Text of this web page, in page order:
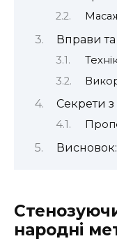
Вправи
Секрети
народні